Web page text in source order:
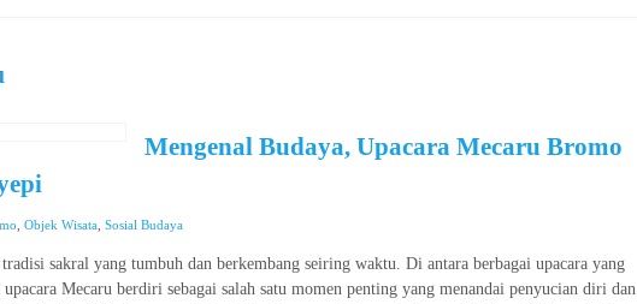
Mengenal Budaya, Upacara Mecaru Bromo
Objek Wisata Sosial Budaya
sakral yang tumbuh dan berkembang seiring waktu. Di antara berbagai upacara yang
Mecaru berdiri sebagai salah satu momen penting yang menandai penyucian diri dan